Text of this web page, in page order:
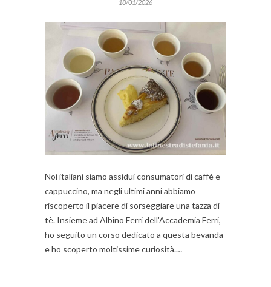
18/01/2026
Noi italiani siamo assidui consumatori di caffè e
cappuccino, ma negli ultimi anni abbiamo
riscoperto il piacere di sorseggiare una tazza di
tè. Insieme ad Albino Ferri dell'Accademia Ferri,
ho seguito un corso dedicato a questa bevanda
e ho scoperto moltissime curiosità.…